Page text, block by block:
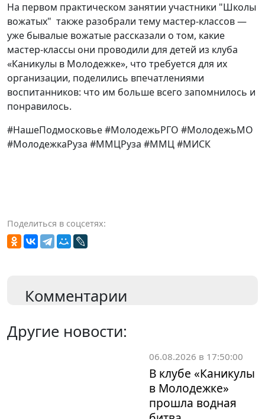
На первом практическом занятии участники "Школы
вожатых" также разобрали тему мастер-классов —
уже бывалые вожатые рассказали о том, какие
мастер-классы они проводили для детей из клуба
«Каникулы в Молодежке», что требуется для их
организации, поделились впечатлениями
воспитанников: что им больше всего запомнилось и
понравилось.
#НашеПодмосковье #МолодежьРГО #МолодежьМО
#МолодежкаРуза #ММЦРуза #ММЦ #МИСК
Поделиться в соцсетях:
Комментарии
Другие новости:
06.08.2026 в 17:50:00
В клубе «Каникулы
в Молодежке»
прошла водная